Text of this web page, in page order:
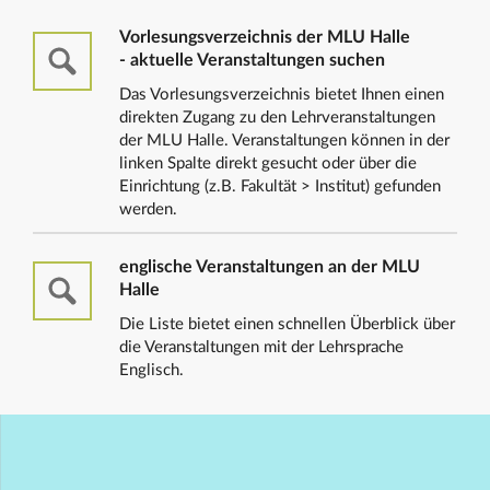
Vorlesungsverzeichnis der MLU Halle
- aktuelle Veranstaltungen suchen
Das Vorlesungsverzeichnis bietet Ihnen einen
direkten Zugang zu den Lehrveranstaltungen
der MLU Halle. Veranstaltungen können in der
linken Spalte direkt gesucht oder über die
Einrichtung (z.B. Fakultät > Institut) gefunden
werden.
englische Veranstaltungen an der MLU
Halle
Die Liste bietet einen schnellen Überblick über
die Veranstaltungen mit der Lehrsprache
Englisch.